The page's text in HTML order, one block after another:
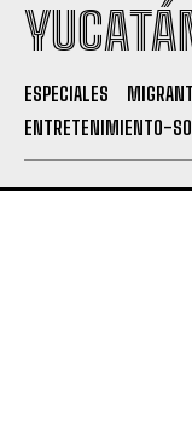
ESPECIALES
ENTRETENIMIENTO-